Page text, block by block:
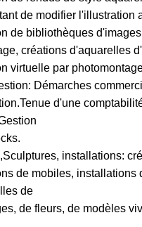
de modifier l'illustration
de bibliothèques
créations d'aquarelles
virtuelle par
Démarches
d'une
installations:
de mobiles, installations
de
de fleurs, de modèles